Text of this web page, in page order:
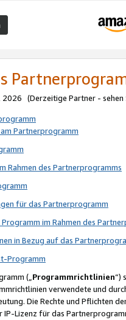
2026 (Derzeitige Partner - sehen
Partnerprogramm
Rahmen des Partnerprogramms
für das Partnerprogramm
im Rahmen des
in Bezug auf das
Programm
(„Programmrichtlinien“)
verwendete und
Die Rechte und Pflichten
Lizenz für das